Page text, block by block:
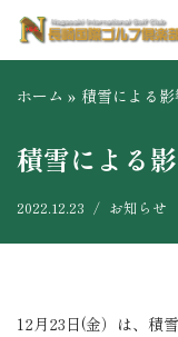
コ
ン
ン
ツ
へ
ホーム » 積雪による影
積雪による
2022.12.23 お知らせ
12月23日(金）は、積